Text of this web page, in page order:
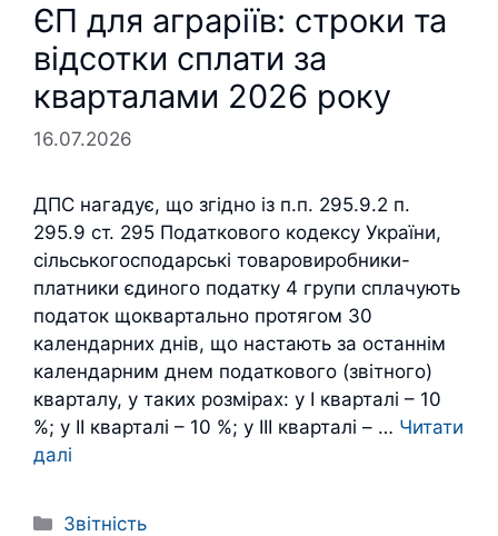
ЄП для аграріїв: строки та
відсотки сплати за
кварталами 2026 року
16.07.2026
ДПС нагадує, що згідно із п.п. 295.9.2 п.
295.9 ст. 295 Податкового кодексу України,
сільськогосподарські товаровиробники-
платники єдиного податку 4 групи сплачують
податок щоквартально протягом 30
календарних днів, що настають за останнім
календарним днем податкового (звітного)
кварталу, у таких розмірах: у I кварталі – 10
%; у II кварталі – 10 %; у III кварталі – … Читати
далі
Категорії
Звітність